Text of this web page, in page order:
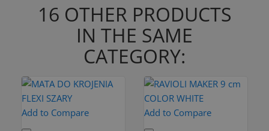
16 OTHER PRODUCTS
IN THE SAME
CATEGORY:
Add to Compare Add to Compare